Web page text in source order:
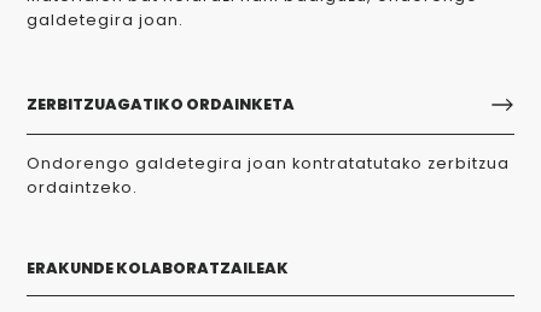
galdetegira joan.
ZERBITZUAGATIKO ORDAINKETA
Ondorengo galdetegira joan kontratatutako zerbitzua
ordaintzeko.
ERAKUNDE KOLABORATZAILEAK